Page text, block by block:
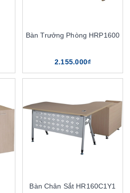
Bàn Trưởng Phòng HRP1600
2.155.000₫
Bàn Chân Sắt HR160C1Y1